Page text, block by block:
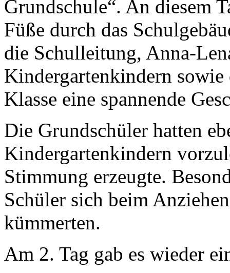
Grundschule“. An diesem
Füße durch das
die Schulleitung, Anna-
Kindergartenkindern
Klasse eine spannende
Die Grundschüler hatten
Kindergartenkindern
Stimmung erzeugte.
Schüler sich beim
kümmerten.
Am 2. Tag gab es wieder